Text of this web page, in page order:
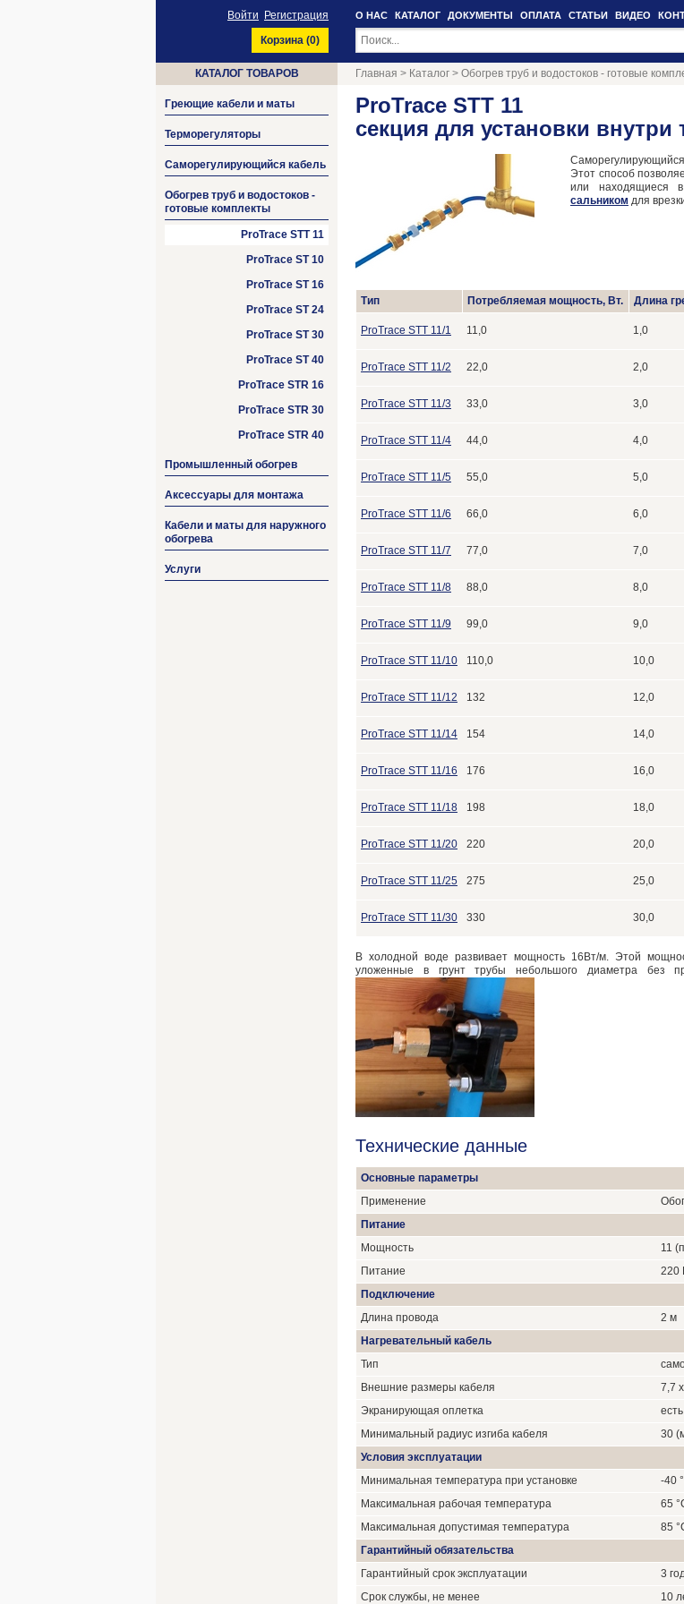
Войти
Регистрация
Корзина (0)
О НАС КАТАЛОГ ДОКУМЕНТЫ ОПЛАТА СТАТЬИ ВИДЕО
КАТАЛОГ ТОВАРОВ
Греющие кабели и маты
Терморегуляторы
Саморегулирующийся кабель
Обогрев труб и водостоков -
готовые комплекты
ProTrace STT 11
ProTrace ST 10
ProTrace ST 16
ProTrace ST 24
ProTrace ST 30
ProTrace ST 40
ProTrace STR 16
ProTrace STR 30
ProTrace STR 40
Промышленный обогрев
Аксессуары для монтажа
Кабели и маты для наружного
обогрева
Услуги
Главная > Каталог > Обогрев труб и водостоков - готовые
ProTrace STT 11
секция для установки внутри
Этот способ
или находящиеся
сальником для
Тип Потребляемая мощность, Вт. Длина
ProTrace STT 11/1 11,0 1,0
ProTrace STT 11/2 22,0 2,0
ProTrace STT 11/3 33,0 3,0
ProTrace STT 11/4 44,0 4,0
ProTrace STT 11/5 55,0 5,0
ProTrace STT 11/6 66,0 6,0
ProTrace STT 11/7 77,0 7,0
ProTrace STT 11/8 88,0 8,0
ProTrace STT 11/9 99,0 9,0
ProTrace STT 11/10 110,0 10,0
ProTrace STT 11/12 132 12,0
ProTrace STT 11/14 154 14,0
ProTrace STT 11/16 176 16,0
ProTrace STT 11/18 198 18,0
ProTrace STT 11/20 220 20,0
ProTrace STT 11/25 275 25,0
ProTrace STT 11/30 330 30,0
В холодной воде развивает мощность 16Вт/м. Этой
уложенные в грунт трубы небольшого диаметра без
Технические данные
Основные параметры
Применение
Питание
Мощность
11
Питание
220
Подключение
Длина провода
2 м
Нагревательный кабель
Тип
Внешние размеры кабеля
7,7
Экранирующая оплетка
есть
Минимальный радиус изгиба кабеля
30
Условия эксплуатации
Минимальная температура при установке
-40
Максимальная рабочая температура
65
Максимальная допустимая температура
85
Гарантийный обязательства
Гарантийный срок эксплуатации
3
Срок службы, не менее
10